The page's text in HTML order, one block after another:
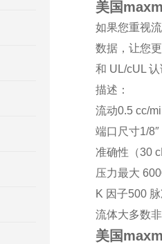
美国
如果您重视
数据，让您
和 UL/cUL
描述：
流动0.5 cc/
端口尺寸1/
准确性（30
压力最大
K 因子500
流体大多数
美国